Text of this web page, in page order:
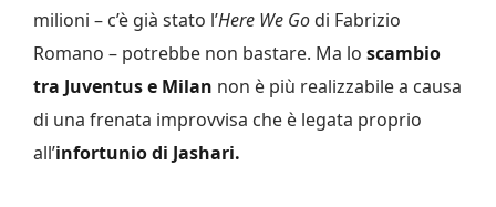
milioni – c’è già stato l’Here We Go di Fabrizio
Romano – potrebbe non bastare. Ma lo scambio
tra Juventus e Milan non è più realizzabile a causa
di una frenata improvvisa che è legata proprio
all’infortunio di Jashari.